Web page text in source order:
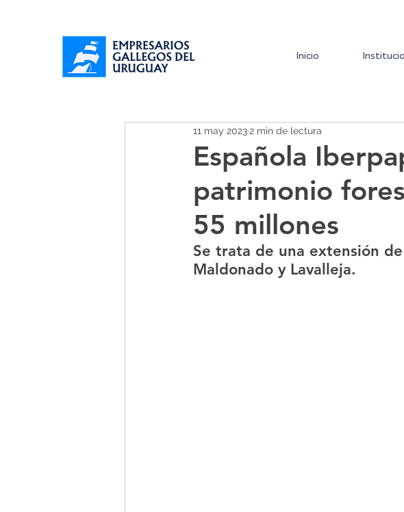
Inicio
Española
patrimonio
55 millones
11 may 2023 2 min de lectura
Se trata de una extensión
Maldonado y Lavalleja.